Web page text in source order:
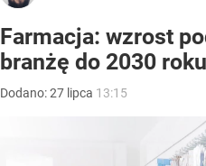
Farmacja: wzrost
branżę do 2030
Dodano:27 lipca 13:15